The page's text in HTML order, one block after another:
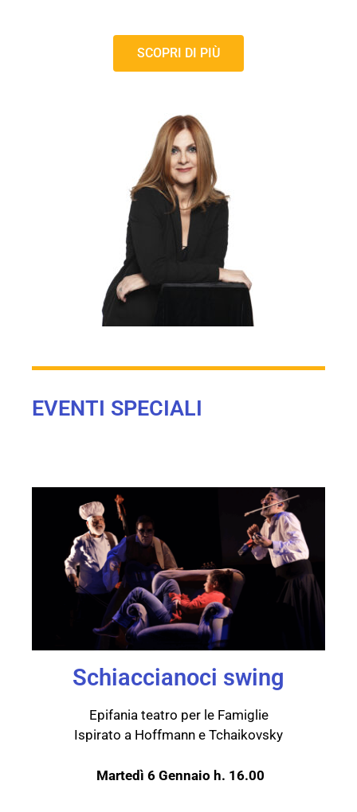
SCOPRI DI PIÙ
EVENTI SPECIALI
Schiaccianoci swing
Epifania teatro per le Famiglie
Ispirato a Hoffmann e Tchaikovsky
Martedì 6 Gennaio h. 16.00